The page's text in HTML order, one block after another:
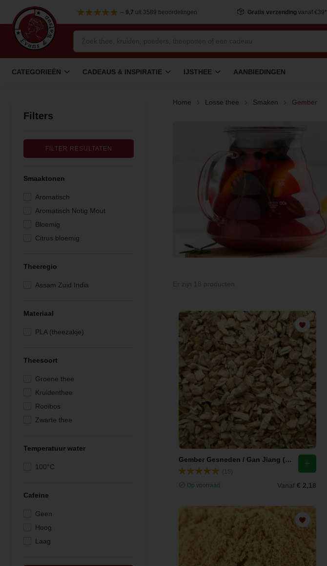
– 9,7 uit 3589 beoordelingen Gratis verzending vanaf €39*
CATEGORIEËN CADEAUS & INSPIRATIE IJSTHEE AANBIEDINGEN
Filters
FILTER RESULTATEN
Smaaktonen
Aromatisch
Aromatisch Notig Mout
Bloemig
Citrus bloemig
Citrus verfrissend
Theeregio
Assam Zuid India
Materiaal
PLA (theezakje)
Theesoort
Groene thee
Kruidenthee
Rooibos
Zwarte thee
Temperatuur water
100°C
Cafeine
Geen
Hoog
Laag
Home Losse thee Smaken Gember
Gember Gesneden / Gan Jiang (Zingiber officinale)
Op voorraad Vanaf € 2,18